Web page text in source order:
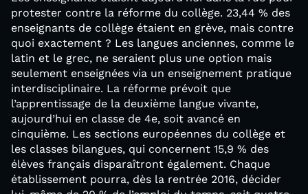
protester contre la réforme du collège. 23,44 % des
enseignants de collège étaient en grève, mais contre
quoi exactement ? Les langues anciennes, comme le
latin et le grec, ne seraient plus une option mais
seulement enseignées via un enseignement pratique
interdisciplinaire. La réforme prévoit que
l’apprentissage de la deuxième langue vivante,
aujourd’hui en classe de 4e, soit avancé en
cinquième. Les sections européennes du collège et
les classes bilangues, qui concernent 15,9 % des
élèves français disparaîtront également. Chaque
établissement pourra, dès la rentrée 2016, décider